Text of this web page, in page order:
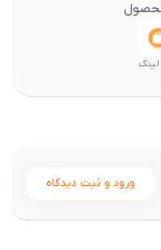
محصول
ورود و ثبت دیدگاه